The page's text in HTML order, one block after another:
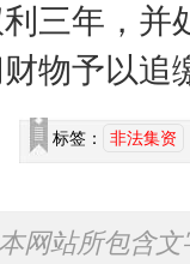
三年，并
物予以追
标签： 非法集资
本网站所包含